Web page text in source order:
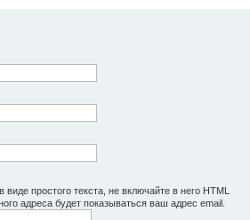
простого текста, не включайте в него HTML
адреса будет показываться ваш адрес email.